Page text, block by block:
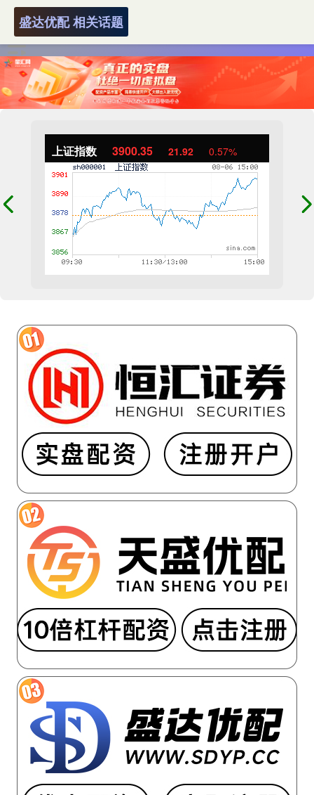
上证指数 3900.35 21.92 0.57%
盛达优配 相关话题